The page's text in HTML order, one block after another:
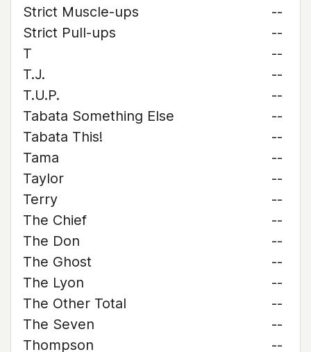
Strict Muscle-ups
--
Strict Pull-ups
--
T
--
T.J.
--
T.U.P.
--
Tabata Something Else
--
Tabata This!
--
Tama
--
Taylor
--
Terry
--
The Chief
--
The Don
--
The Ghost
--
The Lyon
--
The Other Total
--
The Seven
--
Thompson
--